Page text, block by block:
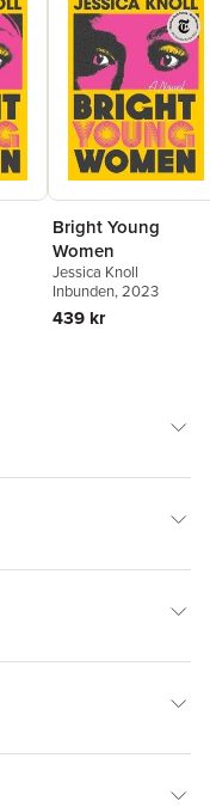
Bright Young
Women
Jessica Knoll
Inbunden, 2023
439 kr